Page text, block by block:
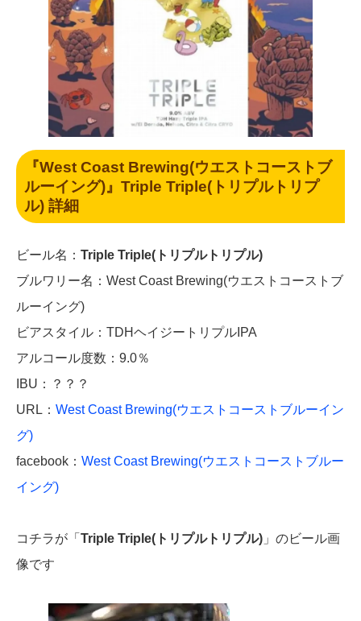
『West Coast Brewing(ウエストコーストブ
ルーイング)』Triple Triple(トリプルトリプ
ル) 詳細
ビール名： Triple Triple(トリプルトリプル)
ブルワリー名：West Coast Brewing(ウエストコーストブ
ルーイング)
ビアスタイル：TDHヘイジートリプルIPA
アルコール度数：9.0％
IBU：？？？
URL： West Coast Brewing(ウエストコーストブルーイン
グ)
facebook： West Coast Brewing(ウエストコーストブルー
イング)
コチラが「 Triple Triple(トリプルトリプル) 」のビール画
像です